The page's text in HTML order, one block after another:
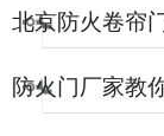
北京防火卷帘
防火门厂家教
门？